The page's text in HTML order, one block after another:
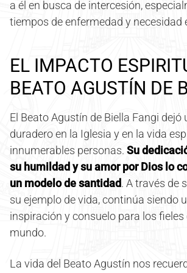
a él en busca de intercesión,
tiempos de enfermedad y necesidad
EL IMPACTO
BEATO AGUSTÍN DE
El Beato Agustín de Biella Fangi
duradero en la Iglesia y en la vida
innumerables personas. Su
su humildad y su amor por Dios lo
un modelo de santidad. A través de
su ejemplo de vida, continúa siendo
inspiración y consuelo para los fieles
mundo.
La vida del Beato Agustín nos